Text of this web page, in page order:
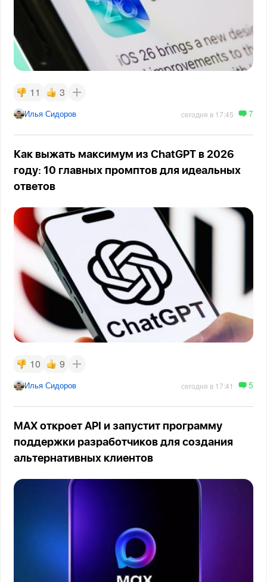
11 3
Илья Сидоров сегодня в 17:45 7
Как выжать максимум из ChatGPT в 2026
году: 10 главных промптов для идеальных
ответов
10 9
Илья Сидоров сегодня в 17:41 5
MAX откроет API и запустит программу
поддержки разработчиков для создания
альтернативных клиентов